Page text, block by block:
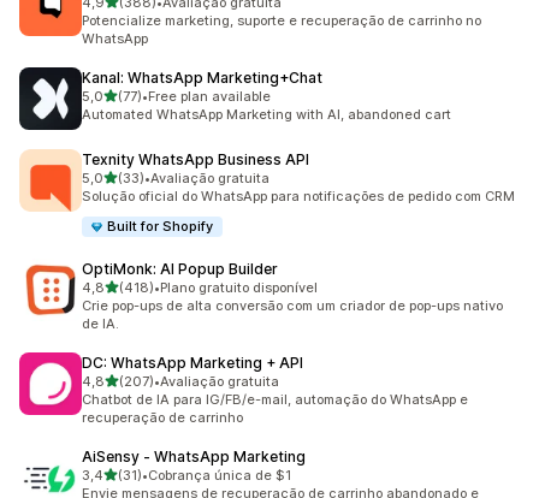
388 avaliações ao todo
Potencialize marketing, suporte e recuperação de carrinho no
WhatsApp
Kanal: WhatsApp Marketing+Chat
5,0de 5 estrelas
(77)
77 avaliações ao todo
•Free plan available
Automated WhatsApp Marketing with AI, abandoned cart
Texnity WhatsApp Business API
5,0de 5 estrelas
(33)
33 avaliações ao todo
•Avaliação gratuita
Solução oficial do WhatsApp para notificações de pedido com CRM
Built for Shopify
OptiMonk: AI Popup Builder
4,8de 5 estrelas
(418)
418 avaliações ao todo
•Plano gratuito disponível
Crie pop-ups de alta conversão com um criador de pop-ups nativo
de IA.
DC: WhatsApp Marketing + API
4,8de 5 estrelas
(207)
207 avaliações ao todo
•Avaliação gratuita
Chatbot de IA para IG/FB/e-mail, automação do WhatsApp e
recuperação de carrinho
AiSensy ‑ WhatsApp Marketing
3,4de 5 estrelas
(31)
31 avaliações ao todo
•Cobrança única de $1
Envie mensagens de recuperação de carrinho abandonado e